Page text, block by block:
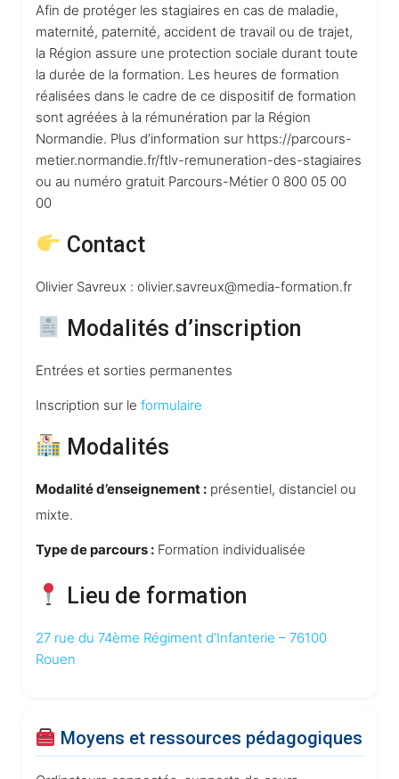
Afin de protéger les stagiaires en cas de maladie,
maternité, paternité, accident de travail ou de trajet,
la Région assure une protection sociale durant toute
la durée de la formation. Les heures de formation
réalisées dans le cadre de ce dispositif de formation
sont agréées à la rémunération par la Région
Normandie. Plus d’information sur https://parcours-
metier.normandie.fr/ftlv-remuneration-des-stagiaires
ou au numéro gratuit Parcours-Métier 0 800 05 00
00
Contact
Olivier Savreux : olivier.savreux@media-formation.fr
Modalités d’inscription
Entrées et sorties permanentes
Inscription sur le formulaire
Modalités
Modalité d’enseignement : présentiel, distanciel ou
mixte.
Type de parcours : Formation individualisée
Lieu de formation
27 rue du 74ème Régiment d’Infanterie – 76100
Rouen
Moyens et ressources pédagogiques